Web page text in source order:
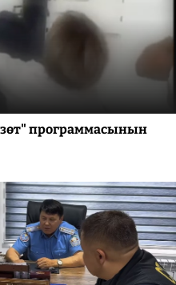
программасынын